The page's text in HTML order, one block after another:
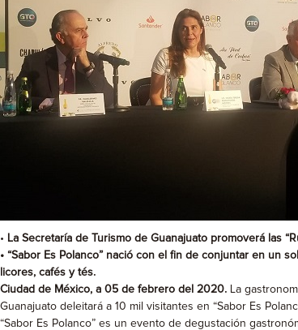
• La Secretaría de Turismo de Guanajuato promoverá las
• “Sabor Es Polanco” nació con el fin de conjuntar en un
licores, cafés y tés.
Ciudad de México, a 05 de febrero del 2020. La
Guanajuato deleitará a 10 mil visitantes en “Sabor Es
“Sabor Es Polanco” es un evento de degustación